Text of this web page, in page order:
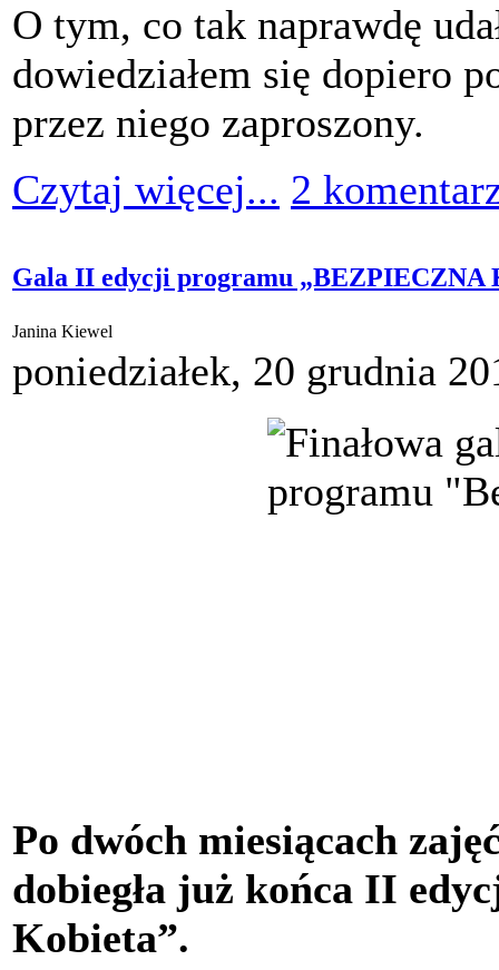
O tym, co tak naprawdę
dowiedziałem się dopiero
przez niego zaproszony.
Czytaj więcej... 2
Gala II edycji programu „BEZPIECZNA
Janina Kiewel
poniedziałek, 20 grudnia
Po dwóch miesiącach
dobiegła już końca II
Kobieta”.